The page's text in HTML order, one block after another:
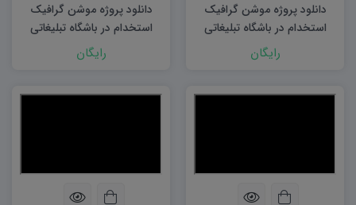
دانلود پروژه موشن گرافیک
استخدام در باشگاه تبلیغاتی
رایگان
دانلود پروژه موشن گرافیک
استخدام در باشگاه تبلیغاتی
نمونه ۲
رایگان